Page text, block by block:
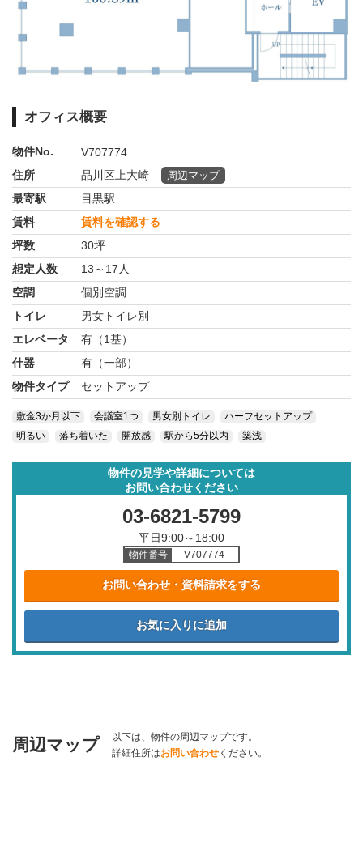
オフィス概要
物件No.
V707774
住所
品川区上大崎 周辺マップ
最寄駅
目黒駅
賃料
賃料を確認する
坪数
30坪
想定人数
13～17人
空調
個別空調
トイレ
男女トイレ別
エレベータ
有（1基）
什器
有（一部）
物件タイプ
セットアップ
敷金3か月以下 会議室1つ 男女別トイレ
ハーフセットアップ
明るい
落ち着いた 開放感 駅から5分以内 築浅
物件の見学や詳細については
お問い合わせください
03-6821-5799
平日9:00～18:00
物件番号 V707774
お問い合わせ・資料請求をする
周辺マップ
以下は、物件の周辺マップです。
詳細住所はお問い合わせ ください。